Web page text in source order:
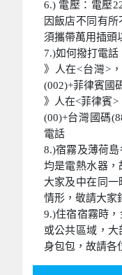
6.) 電壓：電壓
因飯店不同有
須攜帶萬用插頭
7.)如何撥打電話
》人在<台灣>
(002)+菲律賓國
》人在<菲律賓
(00)+台灣國碼
電話
8.)宿霧及薄荷
均是電熱水器
大家及中在同
情形，敬請大家
9.)住宿宿霧時
或公共區域，
身包包，故請各